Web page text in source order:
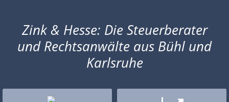
Zink & Hesse: Die Steuerberater
und Rechtsanwälte aus Bühl und
Karlsruhe